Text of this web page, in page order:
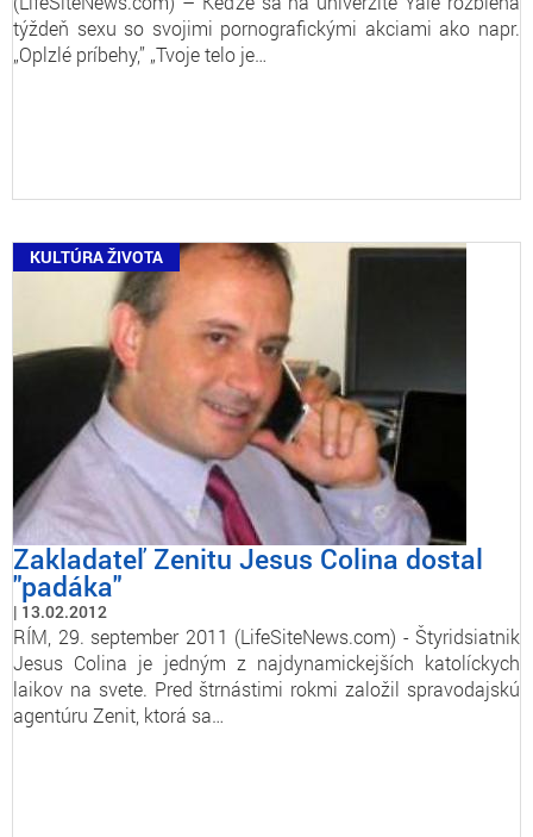
týždeň sexu so svojimi pornografickými akciami ako napr.
„Oplzlé príbehy,” „Tvoje telo je…
KULTÚRA ŽIVOTA
Zakladateľ Zenitu Jesus Colina dostal
"padáka"
13.02.2012
RÍM, 29. september 2011 (LifeSiteNews.com) - Štyridsiatnik
Jesus Colina je jedným z najdynamickejších katolíckych
laikov na svete. Pred štrnástimi rokmi založil spravodajskú
agentúru Zenit, ktorá sa…